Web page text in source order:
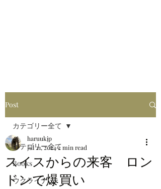
Post
カテゴリー全て
Books
ウクライナ
カテゴリー全て
スイスからの来客 ロン
ドンで爆買い
haruukjp
Jul 21, 20242 min read